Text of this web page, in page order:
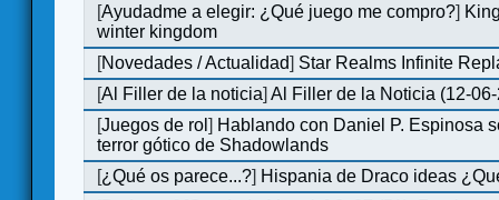
[Ayudadme a elegir: ¿Qué juego me compro?]
winter kingdom
[Novedades / Actualidad] Star Realms Infinite
[Al Filler de la noticia]Al Filler de la Noticia (12-
[Juegos de rol] Hablando con Daniel P. Espinosa
terror gótico de Shadowlands
[¿Qué os parece...?] Hispania de Draco ideas